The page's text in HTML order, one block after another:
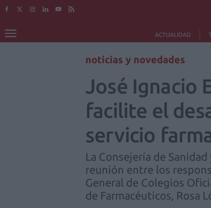
ACTUALIDAD
noticias y novedades
José Ignacio
facilite el
servicio
La Consejería de
reunión entre los
General de Colegios
de Farmacéuticos, Rosa